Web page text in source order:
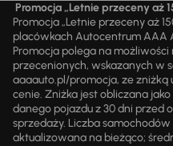
Promocja „Letnie przeceny aż
Promocja „Letnie przeceny aż
placówkach Autocentrum AAA
Promocja polega na
przecenionych, wskazanych w
aaaauto.pl/promocja, ze
cenie. Zniżka jest obliczana
danego pojazdu z 30 dni przed
sprzedaży. Liczba
aktualizowana na bieżąco;